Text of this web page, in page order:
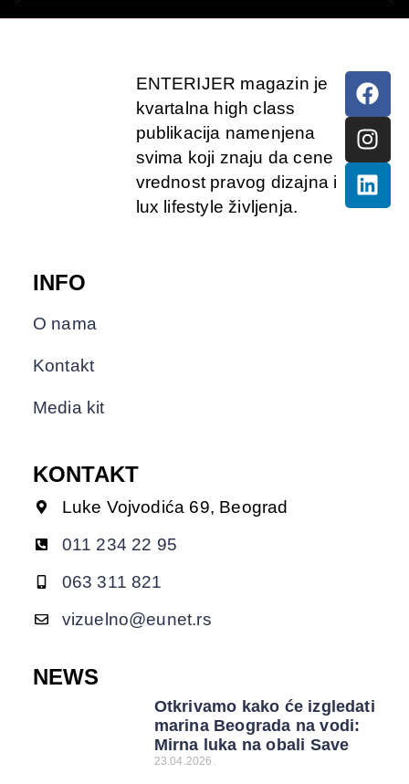
ENTERIJER magazin je
kvartalna high class
publikacija namenjena
svima koji znaju da cene
vrednost pravog dizajna i
lux lifestyle življenja.
INFO
O nama
Kontakt
Media kit
KONTAKT
Luke Vojvodića 69, Beograd
011 234 22 95
063 311 821
vizuelno@eunet.rs
NEWS
Otkrivamo kako će izgledati
marina Beograda na vodi:
Mirna luka na obali Save
23.04.2026.